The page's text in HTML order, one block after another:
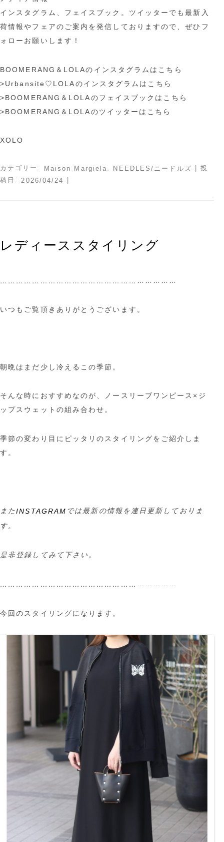
インスタグラム、フェイスブック。ツイッターでも最新入
荷情報やフェアのご案内を発信しておりますので、ぜひフ
ォローお願いします！
BOOMERANG＆LOLAのインスタグラムはこちら
>Urbansite♡LOLAのインスタグラムはこちら
>BOOMERANG＆LOLAのフェイスブックはこちら
>BOOMERANG＆LOLAのツイッターはこちら
XOLO
カテゴリー: Maison Margiela NEEDLES/ニードルズ | 投
稿日: 2026/04/24
レディーススタイリング
……………………………………………
いつもご覧頂きありがとうございます。
朝晩はまだ少し冷えるこの季節。
そんな時におすすめなのが、ノースリーブワンピース×ジ
ップスウェットの組み合わせ。
季節の変わり目にピッタリのスタイリングをご紹介しま
す。
またINSTAGRAM では最新の情報を連日更新しておりま
す。
是非登録してみて下さい。
……………………………………………
今回のスタイリングになります。